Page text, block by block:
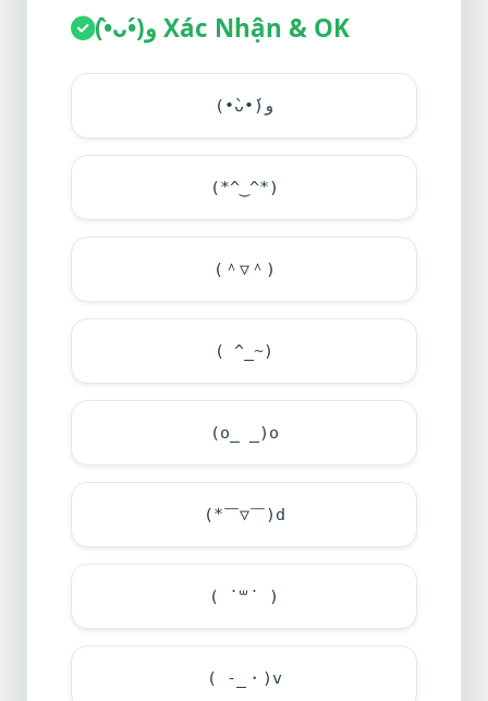
(•̀ᴗ•́)و Xác Nhận & OK
(•̀ᴗ•́)و
(*^‿^*)
(＾▽＾)
( ^_~)
(o_ _)o
(*￣▽￣)d
( ˙꒳​˙ )
( -_・)v